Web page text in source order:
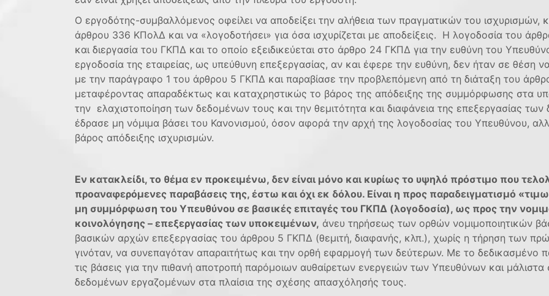
Ο εργοδότης-συμβαλλόμενος οφείλει να αποδείξει την αλήθεια των πραγματικών του ισχυρισμών,
άρθρου 336 ΚΠολΔ και να «λογοδοτήσει» για όσα ισχυρίζεται με αποδείξεις. H λογοδοσία του
και διεργασία του ΓΚΠΔ και το οποίο εξειδικεύεται στο άρθρο 24 ΓΚΠΔ για την ευθύνη του
εργοδοσία της εταιρείας, ως υπεύθυνη επεξεργασίας, αν και έφερε την ευθύνη, δεν ήταν σε θέση
µε την παράγραφο 1 του άρθρου 5 ΓΚΠ∆ και παραβίασε την προβλεπόµενη από τη διάταξη του
μεταφέροντας απαραδέκτως και καταχρηστικώς το βάρος της απόδειξης της συµµόρφωσης στα
την ελαχιστοποίηση των δεδομένων τους και την θεμιτότητα και διαφάνεια της επεξεργασίας
έδρασε μη νόμιμα βάσει του Κανονισμού, όσον αφορά την αρχή της λογοδοσίας του Υπευθύνου,
βάρος απόδειξης ισχυρισμών.
Εν κατακλείδι, το θέμα εν προκειμένω, δεν είναι μόνο και κυρίως το υψηλό πρόστιμο που
προαναφερόμενες παραβάσεις της, έστω και όχι εκ δόλου. Είναι η προς παραδειγματισμό
μη συμμόρφωση του Υπευθύνου σε βασικές επιταγές του ΓΚΠΔ (λογοδοσία), ως προς την
κοινολόγησης – επεξεργασίας των υποκειμένων, άνευ τηρήσεως των ορθών νομιμοποιητικών
βασικών αρχών επεξεργασίας του άρθρου 5 ΓΚΠΔ (θεμιτή, διαφανής, κλπ.), χωρίς η τήρηση των
γινόταν, να συνεπαγόταν απαραιτήτως και την ορθή εφαρμογή των δεύτερων. Με το δεδικασμένο
τις βάσεις για την πιθανή αποτροπή παρόμοιων αυθαίρετων ενεργειών των Υπευθύνων και
δεδομένων εργαζομένων στα πλαίσια της σχέσης απασχόλησής τους.